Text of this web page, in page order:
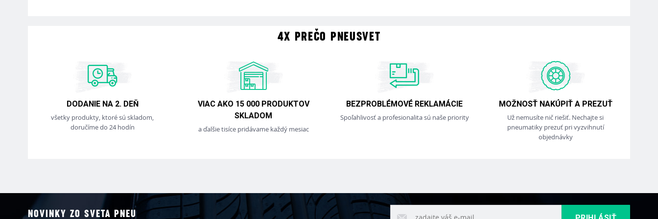
4X PREČO PNEUSVET
DODANIE NA 2. DEŇ
všetky produkty, ktoré sú skladom,
doručíme do 24 hodín
VIAC AKO 15 000 PRODUKTOV
SKLADOM
a ďalšie tisíce pridávame každý mesiac
BEZPROBLÉMOVÉ REKLAMÁCIE
Spoľahlivosť a profesionalita sú naše priority
MOŽNOSŤ NAKÚPIŤ A PREZUŤ
Už nemusíte nič riešiť. Nechajte si
pneumatiky prezuť pri vyzvihnutí
objednávky
NOVINKY ZO SVETA PNEU